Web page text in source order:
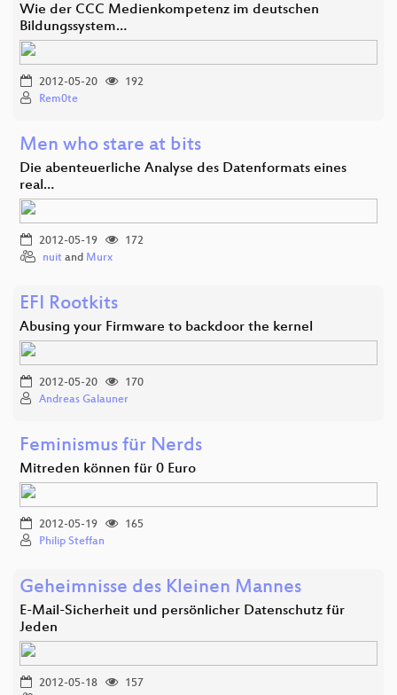
Wie der CCC Medienkompetenz im deutschen
Bildungssystem…
2012-05-20
192
Rem0te
Men who stare at bits
Die abenteuerliche Analyse des Datenformats eines
real…
2012-05-19
172
nuit and Murx
EFI Rootkits
Abusing your Firmware to backdoor the kernel
2012-05-20
170
Andreas Galauner
Feminismus für Nerds
Mitreden können für 0 Euro
2012-05-19
165
Philip Steffan
Geheimnisse des Kleinen Mannes
E-Mail-Sicherheit und persönlicher Datenschutz für
Jeden
2012-05-18
157